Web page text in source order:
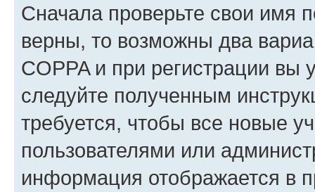
Сначала проверьте свои имя
верны, то возможны два
COPPA и при регистрации вы
следуйте полученным
требуется, чтобы все новые
пользователями или
информация отображается в